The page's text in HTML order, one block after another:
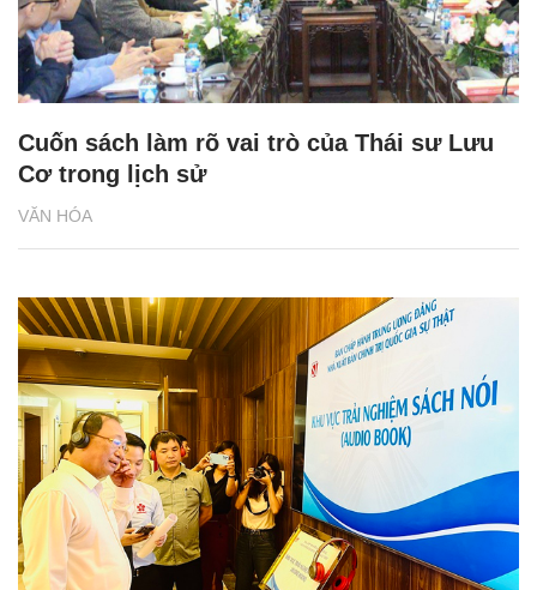
VĂN HÓA
Cuốn sách làm rõ vai trò của Thái sư Lưu
Cơ trong lịch sử